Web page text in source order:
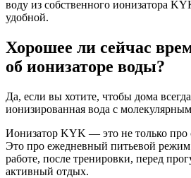
воду из собственного ионизатора
удобной.
Хорошее ли сейчас
об ионизаторе воды?
Да, если вы хотите, чтобы дома
ионизированная вода с
Ионизатор KYK — это не только про
Это про ежедневный питьевой режим
работе, после тренировки, перед
активный отдых.